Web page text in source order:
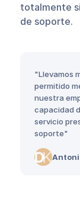
totalmente
de soporte.
"Llevamos
permitido
nuestra
capacidad
servicio
soporte"